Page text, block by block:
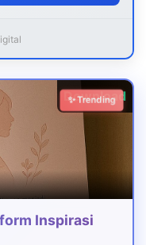
Download
✨ Trending
Inspirasi